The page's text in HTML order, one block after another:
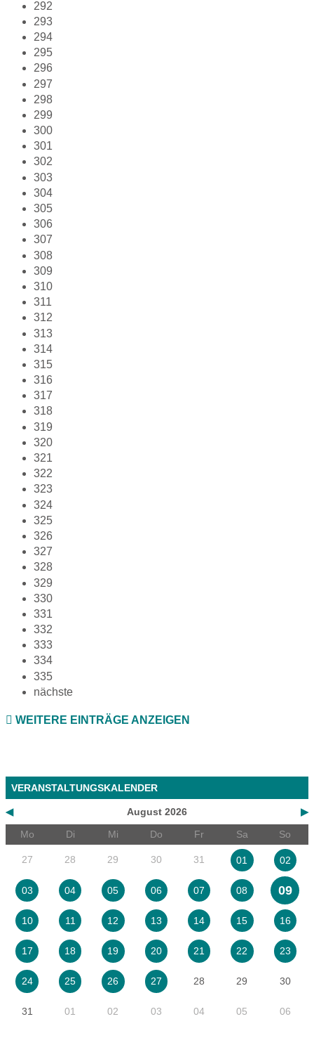
292
293
294
295
296
297
298
299
300
301
302
303
304
305
306
307
308
309
310
311
312
313
314
315
316
317
318
319
320
321
322
323
324
325
326
327
328
329
330
331
332
333
334
335
nächste
WEITERE EINTRÄGE ANZEIGEN
VERANSTALTUNGSKALENDER
◀ ▶
August 2026
Mo
Di Mi Do Fr Sa So
27 28 29 30 31 01 02
03 04 05 06 07 08 09
10 11 12 13 14 15 16
17 18 19 20 21 22 23
24 25 26 27 28 29 30
31 01 02 03 04 05 06